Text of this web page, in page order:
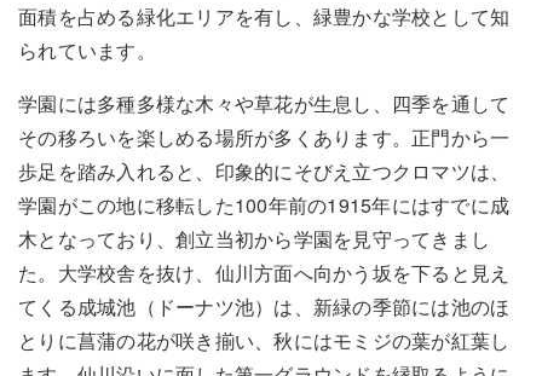
面積を占める緑化エリアを有し、緑豊かな学校として知
られています。
学園には多種多様な木々や草花が生息し、四季を通して
その移ろいを楽しめる場所が多くあります。正門から一
歩足を踏み入れると、印象的にそびえ立つクロマツは、
学園がこの地に移転した100年前の1915年にはすでに成
木となっており、創立当初から学園を見守ってきまし
た。大学校舎を抜け、仙川方面へ向かう坂を下ると見え
てくる成城池（ドーナツ池）は、新緑の季節には池のほ
とりに菖蒲の花が咲き揃い、秋にはモミジの葉が紅葉し